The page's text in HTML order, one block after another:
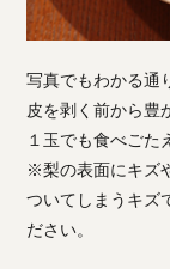
写真でもわかる通
皮を剥く前から豊
１玉でも食べごた
※梨の表面にキズ
ついてしまうキズ
ださい。